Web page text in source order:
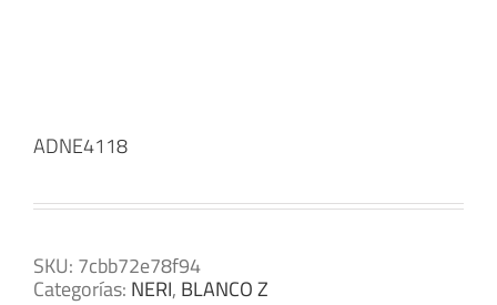
ADNE4118
SKU: 7cbb72e78f94
Categorías: NERI, BLANCO Z